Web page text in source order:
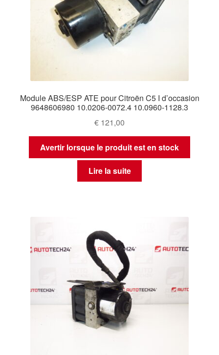
Module ABS/ESP ATE pour Citroën C5 I d’occasion
9648606980 10.0206-0072.4 10.0960-1128.3
€ 121,00
Avertir lorsque le produit est en stock
Lire la suite